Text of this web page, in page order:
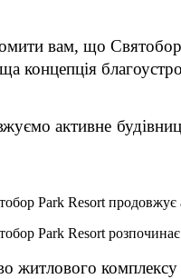
вам, що
концепція
активне
Park Resort
Park Resort
житлового